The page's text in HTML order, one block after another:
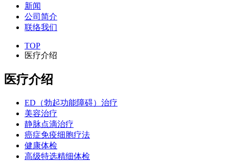
新闻
公司简介
联络我们
TOP
医疗介绍
医疗介绍
ED（勃起功能障碍）治疗
美容治疗
静脉点滴治疗
癌症免疫细胞疗法
健康体检
高级特选精细体检